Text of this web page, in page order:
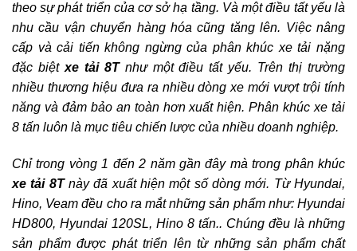
theo sự phát triển của cơ sở hạ tầng. Và một điều tất yếu là
nhu cầu vận chuyển hàng hóa cũng tăng lên. Việc nâng
cấp và cải tiến không ngừng của phân khúc xe tải nặng
đặc biệt xe tải 8T như một điều tất yếu. Trên thị trường
nhiều thương hiệu đưa ra nhiều dòng xe mới vượt trội tính
năng và đảm bảo an toàn hơn xuất hiện. Phân khúc xe tải
8 tấn luôn là mục tiêu chiến lược của nhiều doanh nghiệp.
Chỉ trong vòng 1 đến 2 năm gần đây mà trong phân khúc
xe tải 8Tnày đã xuất hiện một số dòng mới. Từ Hyundai,
Hino, Veam đều cho ra mắt những sản phẩm như: Hyundai
HD800, Hyundai 120SL, Hino 8 tấn.. Chúng đều là những
sản phẩm được phát triển lên từ những sản phẩm chất